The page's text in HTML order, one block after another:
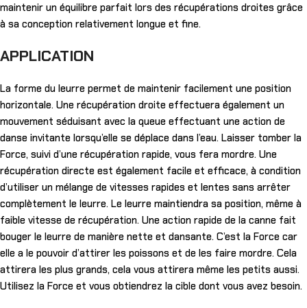
maintenir un équilibre parfait lors des récupérations droites grâce
à sa conception relativement longue et fine.
APPLICATION
La forme du leurre permet de maintenir facilement une position
horizontale. Une récupération droite effectuera également un
mouvement séduisant avec la queue effectuant une action de
danse invitante lorsqu’elle se déplace dans l’eau. Laisser tomber la
Force, suivi d’une récupération rapide, vous fera mordre. Une
récupération directe est également facile et efficace, à condition
d’utiliser un mélange de vitesses rapides et lentes sans arrêter
complètement le leurre. Le leurre maintiendra sa position, même à
faible vitesse de récupération. Une action rapide de la canne fait
bouger le leurre de manière nette et dansante. C’est la Force car
elle a le pouvoir d’attirer les poissons et de les faire mordre. Cela
attirera les plus grands, cela vous attirera même les petits aussi.
Utilisez la Force et vous obtiendrez la cible dont vous avez besoin.